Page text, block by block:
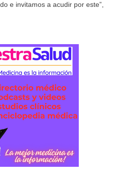
e invitamos a acudir por este”,